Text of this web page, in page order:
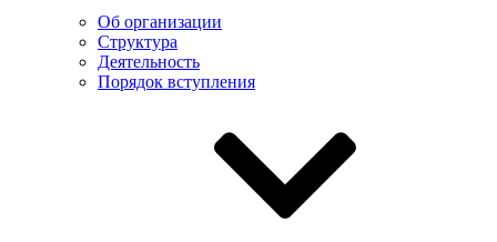
Об организации
Структура
Деятельность
Порядок вступления